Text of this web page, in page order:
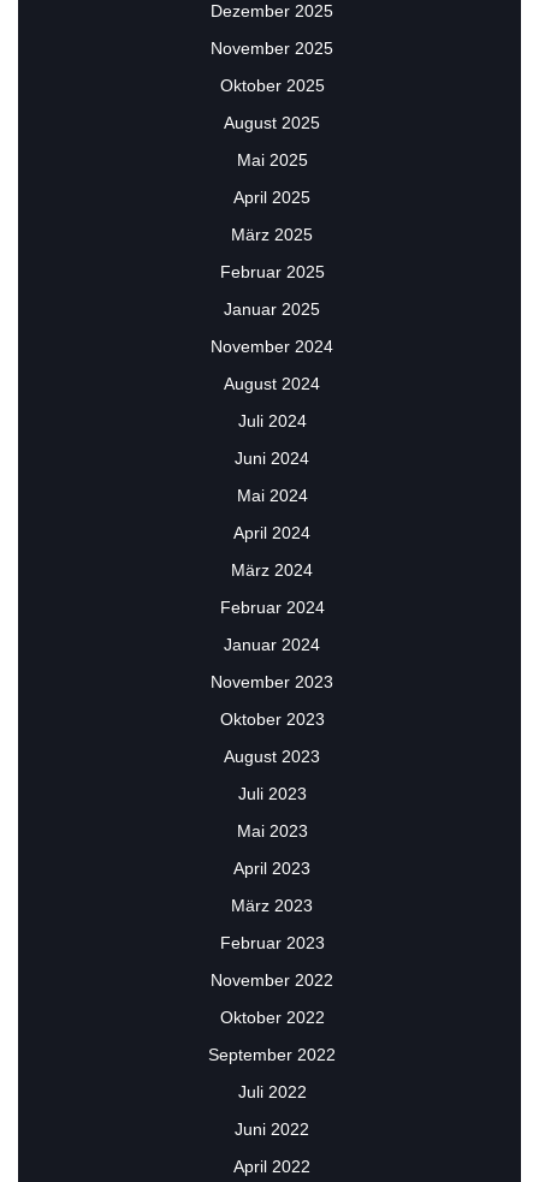
Dezember 2025
November 2025
Oktober 2025
August 2025
Mai 2025
April 2025
März 2025
Februar 2025
Januar 2025
November 2024
August 2024
Juli 2024
Juni 2024
Mai 2024
April 2024
März 2024
Februar 2024
Januar 2024
November 2023
Oktober 2023
August 2023
Juli 2023
Mai 2023
April 2023
März 2023
Februar 2023
November 2022
Oktober 2022
September 2022
Juli 2022
Juni 2022
April 2022